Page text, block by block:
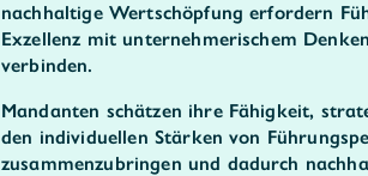
nachhaltige Wertschöpfung erfordern
Exzellenz mit unternehmerischem
verbinden.
Mandanten schätzen ihre Fähigkeit,
den individuellen Stärken von
zusammenzubringen und dadurch